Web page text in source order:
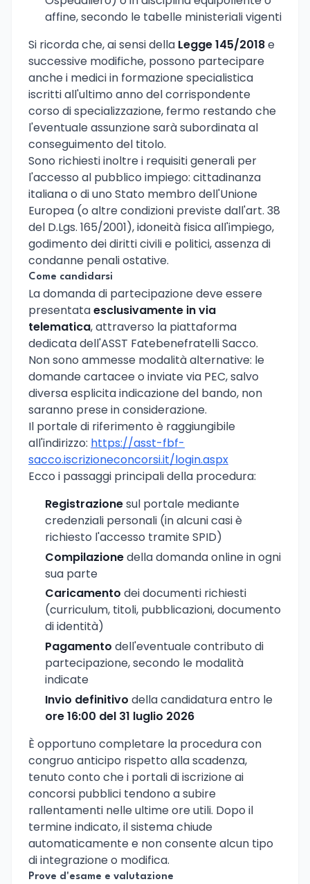
affine, secondo le tabelle ministeriali vigenti
Si ricorda che, ai sensi della Legge 145/2018e
successive modifiche, possono partecipare
anche i medici in formazione specialistica
iscritti all'ultimo anno del corrispondente
corso di specializzazione, fermo restando che
l'eventuale assunzione sarà subordinata al
conseguimento del titolo.
Sono richiesti inoltre i requisiti generali per
l'accesso al pubblico impiego: cittadinanza
italiana o di uno Stato membro dell'Unione
Europea (o altre condizioni previste dall'art. 38
del D.Lgs. 165/2001), idoneità fisica all'impiego,
godimento dei diritti civili e politici, assenza di
condanne penali ostative.
Come candidarsi
La domanda di partecipazione deve essere
presentataesclusivamente in via
telematica, attraverso la piattaforma
dedicata dell'ASST Fatebenefratelli Sacco.
Non sono ammesse modalità alternative: le
domande cartacee o inviate via PEC, salvo
diversa esplicita indicazione del bando, non
saranno prese in considerazione.
Il portale di riferimento è raggiungibile
all'indirizzo: https://asst-fbf-
sacco.iscrizioneconcorsi.it/login.aspx
Ecco i passaggi principali della procedura:
Registrazionesul portale mediante
credenziali personali (in alcuni casi è
richiesto l'accesso tramite SPID)
Compilazionedella domanda online in ogni
sua parte
Caricamento dei documenti richiesti
(curriculum, titoli, pubblicazioni, documento
di identità)
Pagamento dell'eventuale contributo di
partecipazione, secondo le modalità
indicate
Invio definitivo della candidatura entro le
ore 16:00 del 31 luglio 2026
È opportuno completare la procedura con
congruo anticipo rispetto alla scadenza,
tenuto conto che i portali di iscrizione ai
concorsi pubblici tendono a subire
rallentamenti nelle ultime ore utili. Dopo il
termine indicato, il sistema chiude
automaticamente e non consente alcun tipo
di integrazione o modifica.
Prove d'esame e valutazione